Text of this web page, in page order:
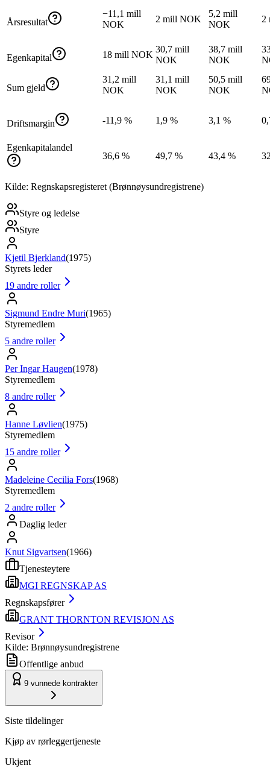
Årsresultat
−11,1 mill
NOK
2 mill NOK
5,2 mill
NOK
2
Egenkapital 18 mill NOK
30,7 mill
NOK
38,7 mill
NOK
Sum gjeld
31,2 mill
NOK
31,1 mill
NOK
50,5 mill
NOK
Driftsmargin -11,9 % 1,9 % 3,1 %
Egenkapitalandel
36,6 %
49,7 % 43,4 %
Kilde: Regnskapsregisteret (Brønnøysundregistrene)
Styre og ledelse
Styre
Kjetil Bjerkland(1975)
Styrets leder
19 andre roller
Sigmund Endre Muri(1965)
Styremedlem
5 andre roller
Per Ingar Haugen(1978)
Styremedlem
8 andre roller
Hanne Løvlien(1975)
Styremedlem
15 andre roller
Madeleine Cecilia Fors(1968)
Styremedlem
2 andre roller
Daglig leder
Knut Sigvartsen(1966)
Tjenesteytere
MGI REGNSKAP AS
Regnskapsfører
GRANT THORNTON REVISJON AS
Revisor
Kilde: Brønnøysundregistrene
Offentlige anbud
9 vunnede kontrakter
Siste tildelinger
Kjøp av rørleggertjeneste
Ukjent